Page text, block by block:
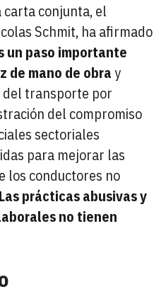
carta conjunta, el
Schmit, ha afirmado
un paso importante
de mano de obray
del transporte por
del compromiso
sectoriales
para mejorar las
los conductores no
Las prácticas abusivas y
no tienen